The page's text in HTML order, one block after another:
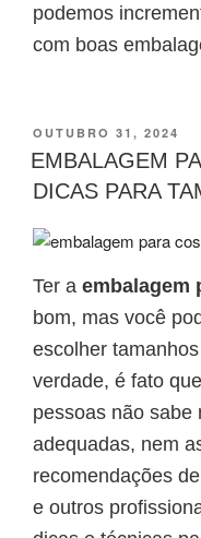
podemos
com boas
PUBLICADO
EM
OUTUBRO 31, 2024
EMBALAGEM
DICAS PARA
Ter a embalagem
bom, mas você
escolher
verdade, é fato
pessoas não sabe
adequadas, nem
recomendações
e outros